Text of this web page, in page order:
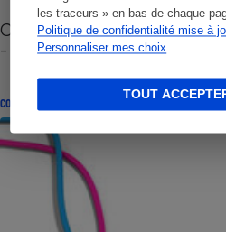
les traceurs » en bas de chaque
Politique de confidentialité mise à
Personnaliser mes choix
TOUT
Cafetière à capsules zéro
- Premières impressions
CONSEILS